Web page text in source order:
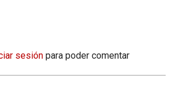
sesión para poder comentar